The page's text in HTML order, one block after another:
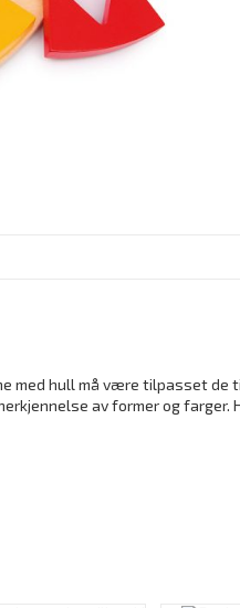
med hull må være tilpasset
av former og farger.